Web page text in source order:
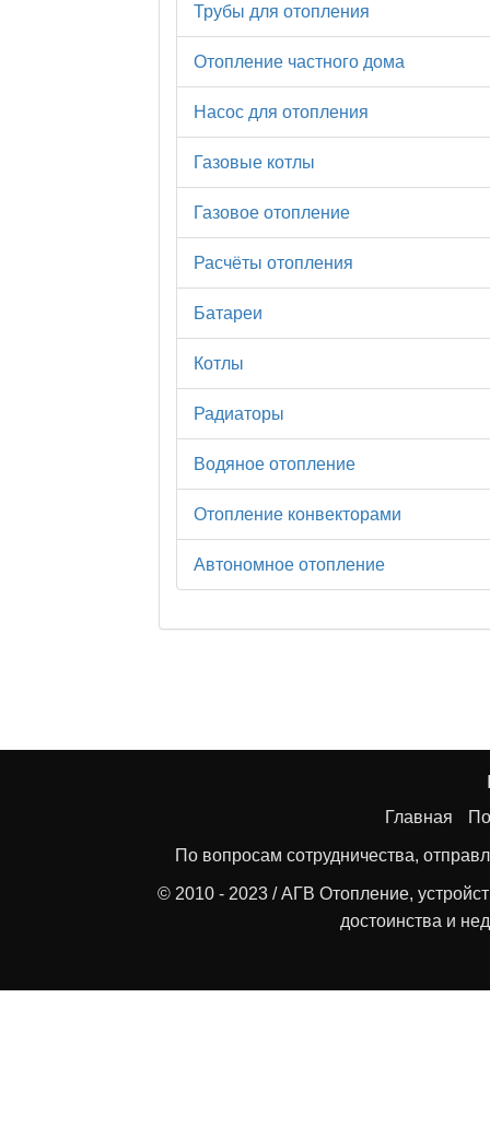
Трубы для отопления
Отопление частного дома
Насос для отопления
Газовые котлы
Газовое отопление
Расчёты отопления
Батареи
Котлы
Радиаторы
Водяное отопление
Отопление конвекторами
Автономное отопление
Главная
По вопросам сотрудничества,
© 2010 - 2023 / АГВ Отопление,
достоинства и